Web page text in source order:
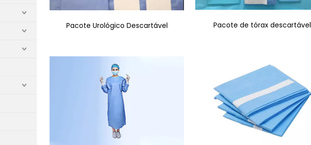
Pacote Urológico Descartável Pacote de tórax descartável